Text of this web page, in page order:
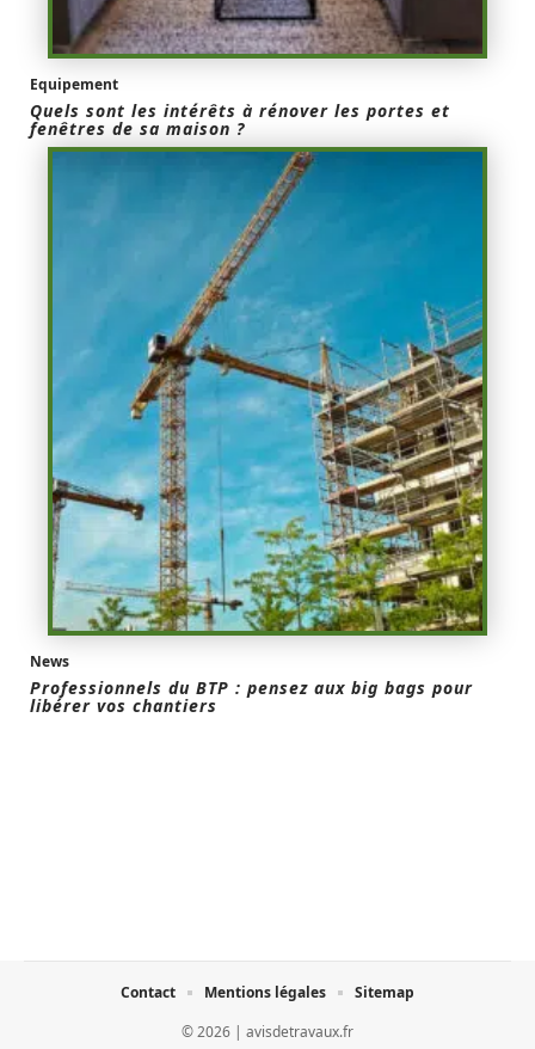
Equipement
Quels sont les intérêts à rénover les portes et
fenêtres de sa maison ?
News
Professionnels du BTP : pensez aux big bags pour
libérer vos chantiers
© 2026 | avisdetravaux.fr
Contact Mentions légales Sitemap